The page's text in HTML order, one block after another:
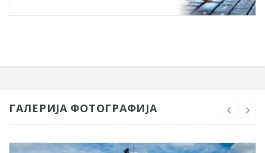
ГАЛЕРИЈА ФОТОГРАФИЈА